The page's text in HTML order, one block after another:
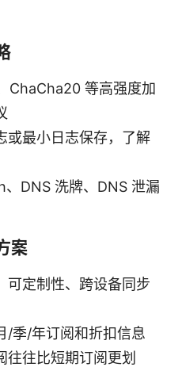
ChaCha20 等高强度加
或最小日志保存，了解
DNS 洗牌、DNS 泄漏
案
可定制性、跨设备同步
/季/年订阅和折扣信息
往往比短期订阅更划